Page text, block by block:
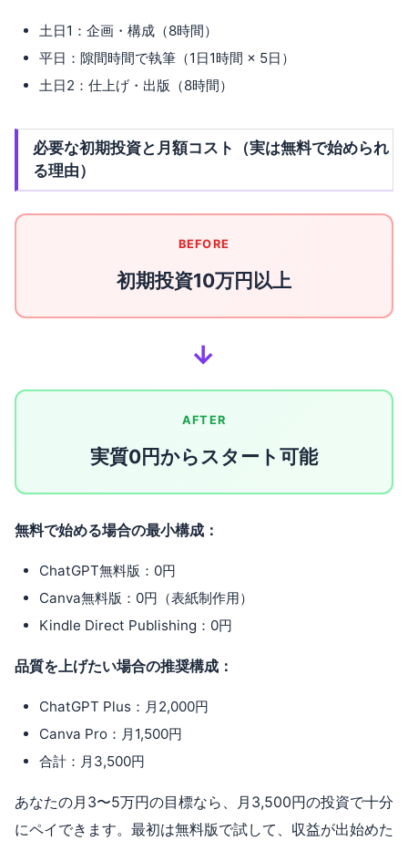
土日1：企画・構成（8時間）
平日：隙間時間で執筆（1日1時間 × 5日）
土日2：仕上げ・出版（8時間）
必要な初期投資と月額コスト（実は無料で始められ
る理由）
BEFORE
初期投資10万円以上
→
AFTER
実質0円からスタート可能
無料で始める場合の最小構成：
ChatGPT無料版：0円
Canva無料版：0円（表紙制作用）
Kindle Direct Publishing：0円
品質を上げたい場合の推奨構成：
ChatGPT Plus：月2,000円
Canva Pro：月1,500円
合計：月3,500円
あなたの月3〜5万円の目標なら、月3,500円の投資で十分
にペイできます。最初は無料版で試して、収益が出始めた